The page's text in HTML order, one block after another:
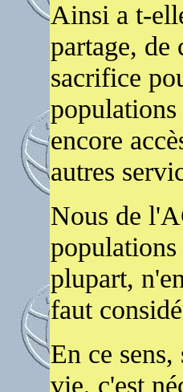
Ainsi a t-
partage, de
sacrifice
encore
autres
Nous de
plupart,
faut
En ce
vie, c'est